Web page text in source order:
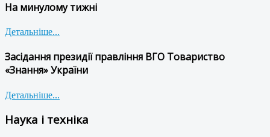
На минулому тижні
Детальніше...
Засідання президії правління ВГО Товариство
«Знання» України
Детальніше...
Наука і техніка